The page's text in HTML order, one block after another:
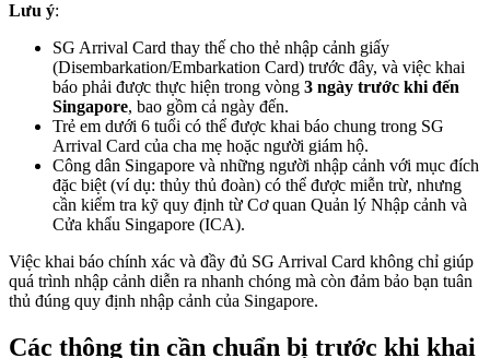
Lưu ý:
SG Arrival Card thay thế cho thẻ nhập cảnh giấy
(Disembarkation/Embarkation Card) trước đây, và việc khai
báo phải được thực hiện trong vòng 3 ngày trước khi đến
Singapore, bao gồm cả ngày đến.
Trẻ em dưới 6 tuổi có thể được khai báo chung trong SG
Arrival Card của cha mẹ hoặc người giám hộ.
Công dân Singapore và những người nhập cảnh với mục đích
đặc biệt (ví dụ: thủy thủ đoàn) có thể được miễn trừ, nhưng
cần kiểm tra kỹ quy định từ Cơ quan Quản lý Nhập cảnh và
Cửa khẩu Singapore (ICA).
Việc khai báo chính xác và đầy đủ SG Arrival Card không chỉ giúp
quá trình nhập cảnh diễn ra nhanh chóng mà còn đảm bảo bạn tuân
thủ đúng quy định nhập cảnh của Singapore.
Các thông tin cần chuẩn bị trước khi khai